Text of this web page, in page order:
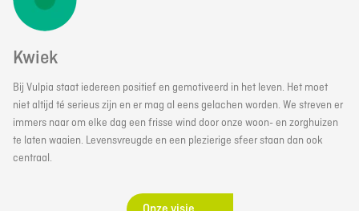
Kwiek
Bij Vulpia staat iedereen positief en gemotiveerd in het leven. Het moet
niet altijd té serieus zijn en er mag al eens gelachen worden. We streven er
immers naar om elke dag een frisse wind door onze woon- en zorghuizen
te laten waaien. Levensvreugde en een plezierige sfeer staan dan ook
centraal.